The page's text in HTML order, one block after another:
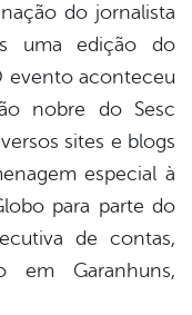
do jornalista
uma edição do
evento aconteceu
nobre do Sesc
sites e blogs
especial à
para parte do
de contas,
em Garanhuns,